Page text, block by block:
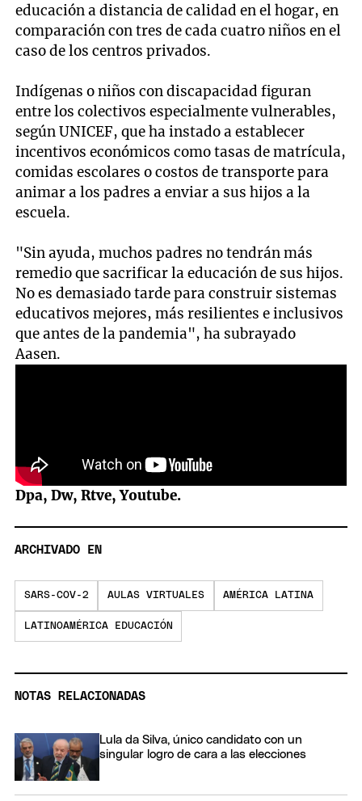
educación a distancia de calidad en el hogar, en
comparación con tres de cada cuatro niños en el
caso de los centros privados.
Indígenas o niños con discapacidad figuran
entre los colectivos especialmente vulnerables,
según UNICEF, que ha instado a establecer
incentivos económicos como tasas de matrícula,
comidas escolares o costos de transporte para
animar a los padres a enviar a sus hijos a la
escuela.
"Sin ayuda, muchos padres no tendrán más
remedio que sacrificar la educación de sus hijos.
No es demasiado tarde para construir sistemas
educativos mejores, más resilientes e inclusivos
que antes de la pandemia", ha subrayado
Aasen.
Dpa, Dw, Rtve, Youtube.
ARCHIVADO EN
SARS-COV-2 AULAS VIRTUALES AMÉRICA LATINA
LATINOAMÉRICA EDUCACIÓN
NOTAS RELACIONADAS
Lula da Silva, único candidato con un
singular logro de cara a las elecciones